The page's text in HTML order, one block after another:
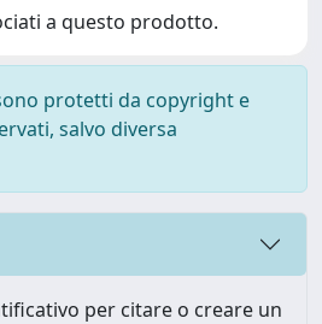
a questo prodotto.
protetti da copyright e
salvo diversa
per citare o creare un